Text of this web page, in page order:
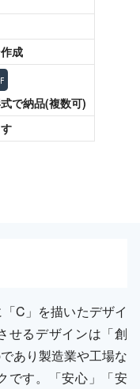
成
で納品(複数可)
C」を描いたデザイ
せるデザインは「創
あり製造業や工場な
です。「安心」「安